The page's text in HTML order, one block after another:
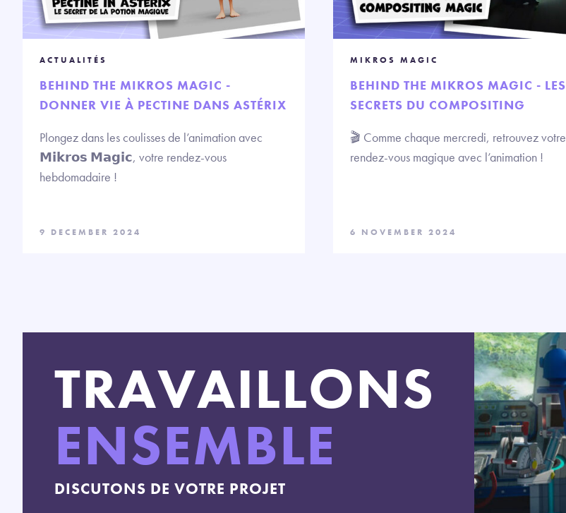
ACTUALITÉS
BEHIND THE MIKROS MAGIC -
DONNER VIE À PECTINE DANS ASTÉRIX
Plongez dans les coulisses de l’animation avec
𝗠𝗶𝗸𝗿𝗼𝘀 𝗠𝗮𝗴𝗶𝗰, votre rendez-vous
hebdomadaire !
9 DECEMBER 2024
MIKROS MAGIC
BEHIND THE MIKROS MAGIC - LES
SECRETS DU COMPOSITING
🎬 Comme chaque mercredi, retrouvez votre
rendez-vous magique avec l’animation !
6 NOVEMBER 2024
TRAVAILLONS
ENSEMBLE
DISCUTONS DE VOTRE PROJET